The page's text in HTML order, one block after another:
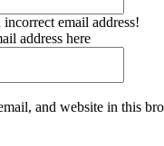
email address!
address here
and website in this